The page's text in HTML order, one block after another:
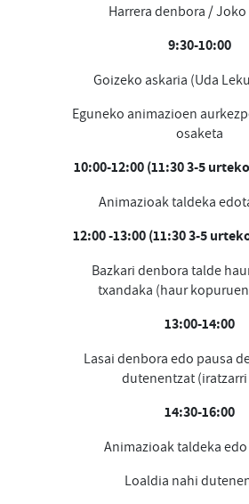
Harrera denbora /
9:30-10:00
Goizeko askaria (Uda
Eguneko animazioen
osaketa
10:00-12:00 (11:30 3-5
Animazioak taldeka
12:00 -13:00 (11:30 3-5
Bazkari denbora talde
txandaka (haur
13:00-14:00
Lasai denbora edo pausa
dutenentzat (iratzarri
14:30-16:00
Animazioak taldeka
Loaldia nahi